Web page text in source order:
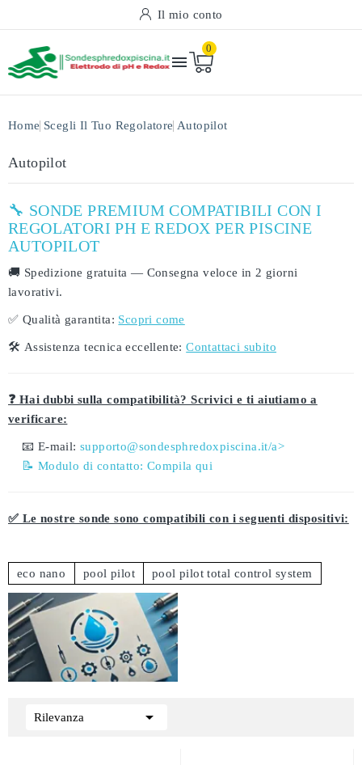
Il mio conto

0
Home Scegli Il Tuo Regolatore Autopilot
Autopilot
🔧 SONDE PREMIUM COMPATIBILI CON I
REGOLATORI PH E REDOX PER PISCINE
AUTOPILOT
🚚 Spedizione gratuita — Consegna veloce in 2 giorni
lavorativi.
✅ Qualità garantita: Scopri come
🛠️ Assistenza tecnica eccellente: Contattaci subito
❓ Hai dubbi sulla compatibilità? Scrivici e ti aiutiamo a
verificare:
📧 E-mail:supporto@sondesphredoxpiscina.it/a>
📝 Modulo di contatto: Compila qui
✅ Le nostre sonde sono compatibili con i seguenti dispositivi:
eco nano pool pilot pool pilot total control system
Rilevanza 